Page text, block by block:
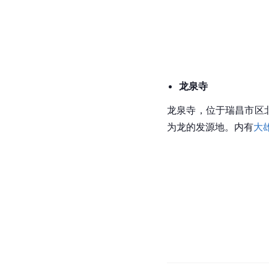
龙泉寺
龙泉寺，位于瑞昌市区
为龙的发源地。内有大